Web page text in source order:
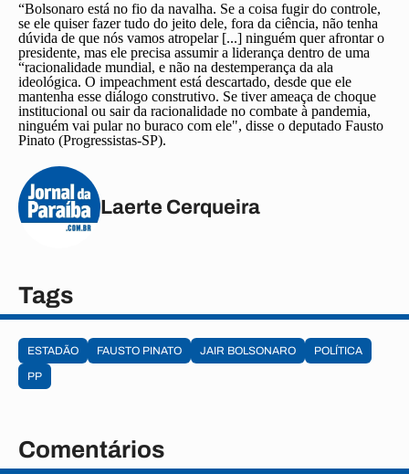
“Bolsonaro está no fio da navalha. Se a coisa fugir do controle,
se ele quiser fazer tudo do jeito dele, fora da ciência, não tenha
dúvida de que nós vamos atropelar [...] ninguém quer afrontar o
presidente, mas ele precisa assumir a liderança dentro de uma
“racionalidade mundial, e não na destemperança da ala
ideológica. O impeachment está descartado, desde que ele
mantenha esse diálogo construtivo. Se tiver ameaça de choque
institucional ou sair da racionalidade no combate à pandemia,
ninguém vai pular no buraco com ele", disse o deputado Fausto
Pinato (Progressistas-SP).
Laerte Cerqueira
Tags
ESTADÃO FAUSTO PINATO JAIR BOLSONARO
POLÍTICA
PP
Comentários